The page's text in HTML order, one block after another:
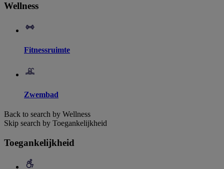
Wellness
Fitnessruimte
Zwembad
Back to search by Wellness
Skip search by Toegankelijkheid
Toegankelijkheid